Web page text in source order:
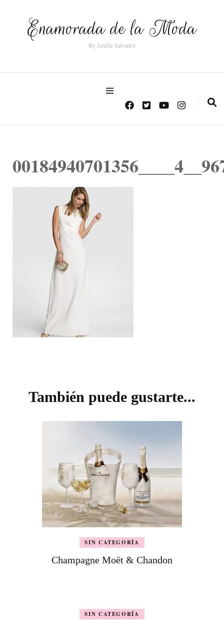
Enamorada de la Moda
By Jenifer Salvador
entradas
También puede gustarte...
SIN CATEGORÍA
Champagne Moët & Chandon
SIN CATEGORÍA